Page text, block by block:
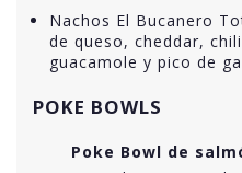
Nachos El Bucanero
de queso, cheddar,
guacamole y pico de
POKE BOWLS
Poke Bowl de